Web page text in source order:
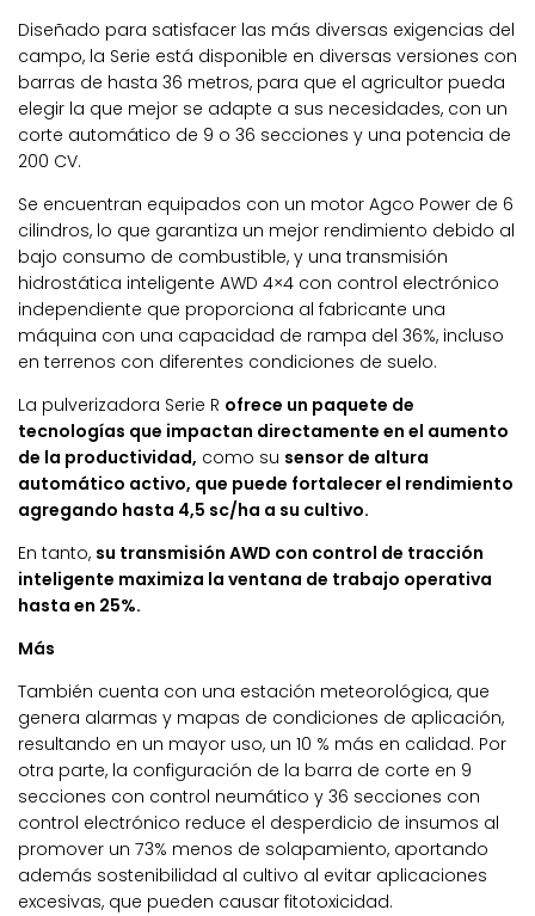
Diseñado para satisfacer las más diversas exigencias del
campo, la Serie está disponible en diversas versiones con
barras de hasta 36 metros, para que el agricultor pueda
elegir la que mejor se adapte a sus necesidades, con un
corte automático de 9 o 36 secciones y una potencia de
200 CV.
Se encuentran equipados con un motor Agco Power de 6
cilindros, lo que garantiza un mejor rendimiento debido al
bajo consumo de combustible, y una transmisión
hidrostática inteligente AWD 4×4 con control electrónico
independiente que proporciona al fabricante una
máquina con una capacidad de rampa del 36%, incluso
en terrenos con diferentes condiciones de suelo.
La pulverizadora Serie R ofrece un paquete de
tecnologías que impactan directamente en el aumento
de la productividad, como su sensor de altura
automático activo, que puede fortalecer el rendimiento
agregando hasta 4,5 sc/ha a su cultivo.
En tanto, su transmisión AWD con control de tracción
inteligente maximiza la ventana de trabajo operativa
hasta en 25%.
Más
También cuenta con una estación meteorológica, que
genera alarmas y mapas de condiciones de aplicación,
resultando en un mayor uso, un 10 % más en calidad. Por
otra parte, la configuración de la barra de corte en 9
secciones con control neumático y 36 secciones con
control electrónico reduce el desperdicio de insumos al
promover un 73% menos de solapamiento, aportando
además sostenibilidad al cultivo al evitar aplicaciones
excesivas, que pueden causar fitotoxicidad.